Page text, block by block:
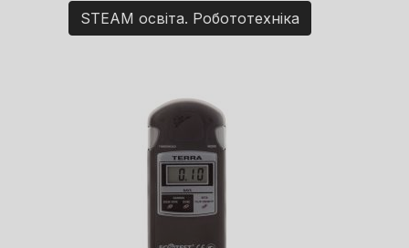
STEAM освіта. Робототехніка